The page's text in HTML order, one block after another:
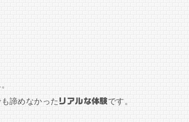
諦めなかった リアルな体験です。